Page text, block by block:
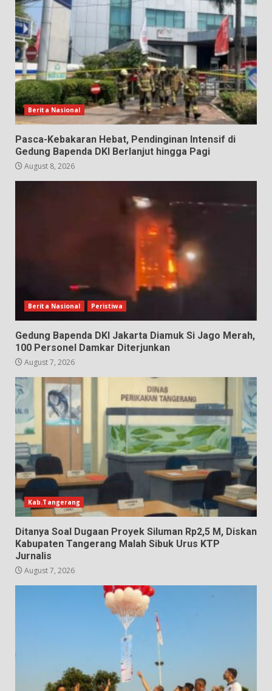
Berita Nasional
Pasca-Kebakaran Hebat, Pendinginan Intensif di
Gedung Bapenda DKI Berlanjut hingga Pagi
August 8, 2026
Berita Nasional Peristiwa
Gedung Bapenda DKI Jakarta Diamuk Si Jago Merah,
100 Personel Damkar Diterjunkan
August 7, 2026
Kab.Tangerang
Ditanya Soal Dugaan Proyek Siluman Rp2,5 M, Diskan
Kabupaten Tangerang Malah Sibuk Urus KTP
Jurnalis
August 7, 2026